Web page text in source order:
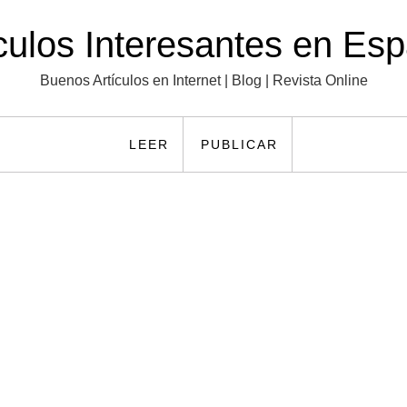
Interesantes en
Buenos Artículos en Internet | Blog | Revista Online
LEER PUBLICAR